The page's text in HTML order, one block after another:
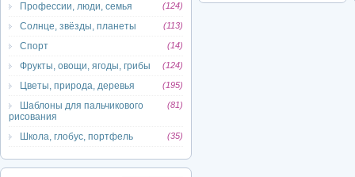
Профессии, люди, семья (124)
Солнце, звёзды, планеты (113)
Спорт (14)
Фрукты, овощи, ягоды, грибы (124)
Цветы, природа, деревья (195)
Шаблоны для пальчикового
рисования
(81)
Школа, глобус, портфель (35)